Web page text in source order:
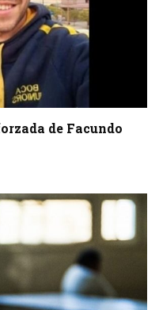
de Facundo